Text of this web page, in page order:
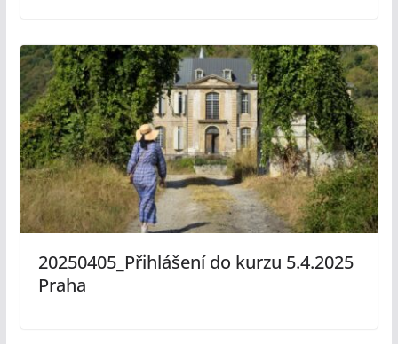
20250405_Přihlášení do kurzu 5.4.2025
Praha